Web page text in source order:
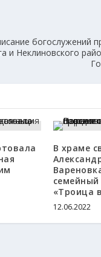
богослужений
и Неклиновского
В храме
«Троица
12.06.2022